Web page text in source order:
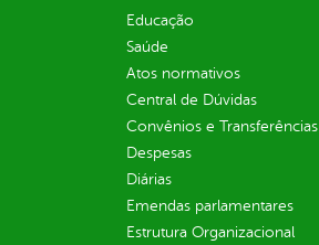
Educação
Saúde
Atos normativos
Central de Dúvidas
Convênios e Transferências
Despesas
Diárias
Emendas parlamentares
Estrutura Organizacional